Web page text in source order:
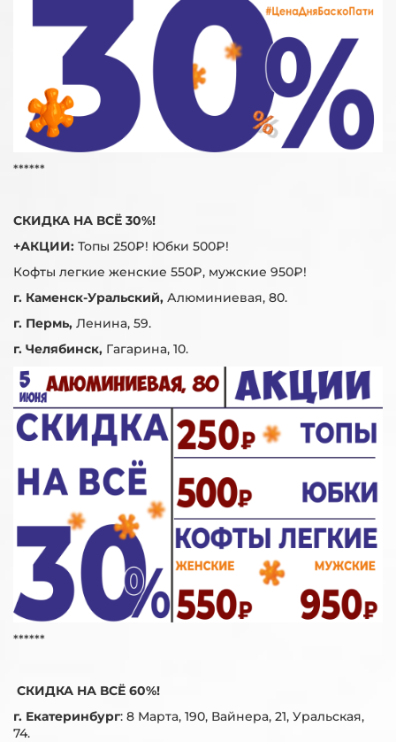
******
СКИДКА НА ВСЁ 30%!
+АКЦИИ: Топы 250₽! Юбки 500₽!
Кофты легкие женские 550₽, мужские 950₽!
г. Каменск-Уральский, Алюминиевая, 80.
г. Пермь, Ленина, 59.
г. Челябинск, Гагарина, 10.
******
СКИДКА НА ВСЁ 60%!
г. Екатеринбург: 8 Марта, 190, Вайнера, 21, Уральская,
74.